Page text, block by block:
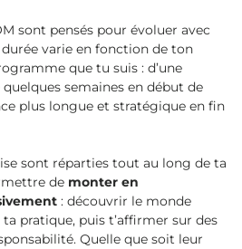
sont pensés pour évoluer avec
varie en fonction de ton
que tu suis : d’une
semaines en début de
plus longue et stratégique en fin
sont réparties tout au long de ta
de monter en
: découvrir le monde
pratique, puis t’affirmer sur des
Quelle que soit leur